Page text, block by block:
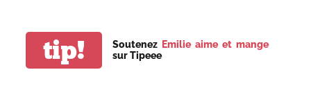
tip! Soutenez Emilie aime et mange
sur Tipeee